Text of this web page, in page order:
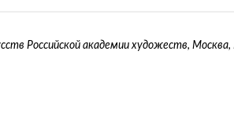
Российской академии художеств, Москва,